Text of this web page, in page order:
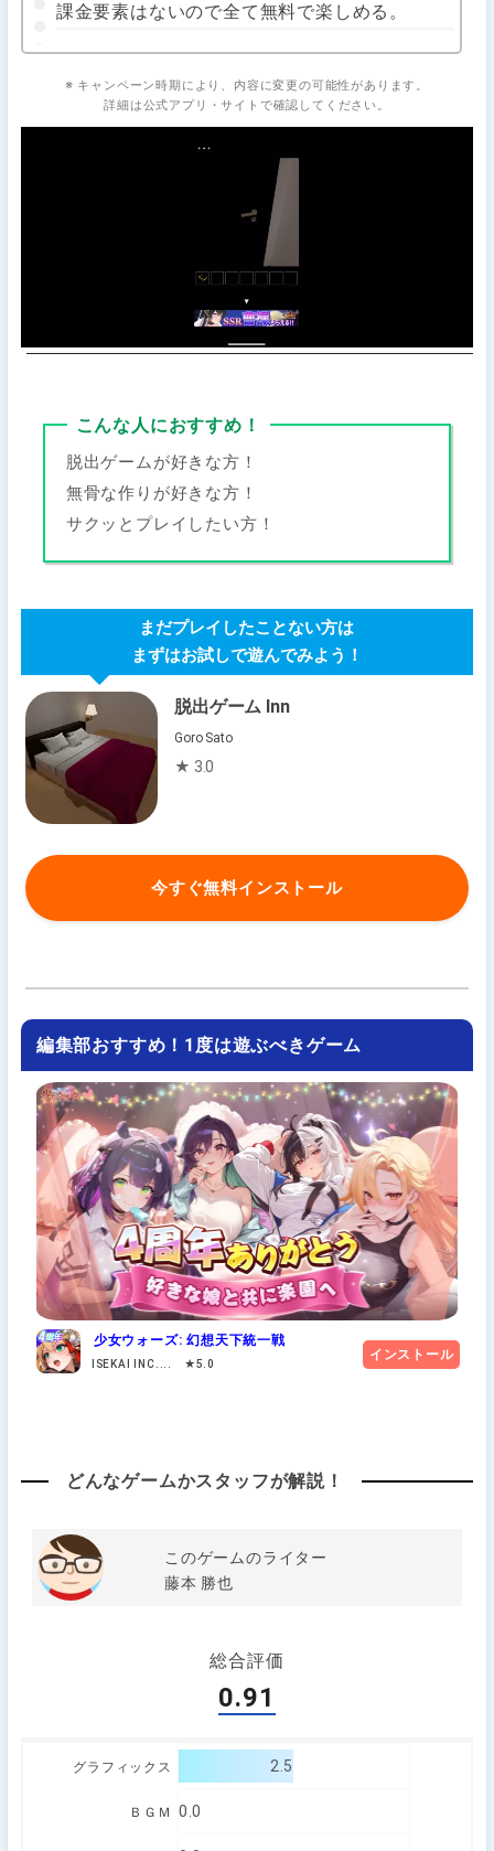
課金要素はないので全て無料で楽しめる。
※ キャンペーン時期により、内容に変更の可能性があります。
詳細は公式アプリ・サイトで確認してください。
こんな人におすすめ！
脱出ゲームが好きな方！
無骨な作りが好きな方！
サクッとプレイしたい方！
まだプレイしたことない方は
まずはお試しで遊んでみよう！
脱出ゲーム Inn
Goro Sato
★ 3.0
今すぐ無料インストール
編集部おすすめ！1度は遊ぶべきゲーム
少女ウォーズ: 幻想天下統一戦
ISEKAI INC.... ★5.0
インストール
どんなゲームかスタッフが解説！
このゲームのライター
藤本 勝也
総合評価
0.91
グラフィックス 2.5
ＢＧＭ 0.0